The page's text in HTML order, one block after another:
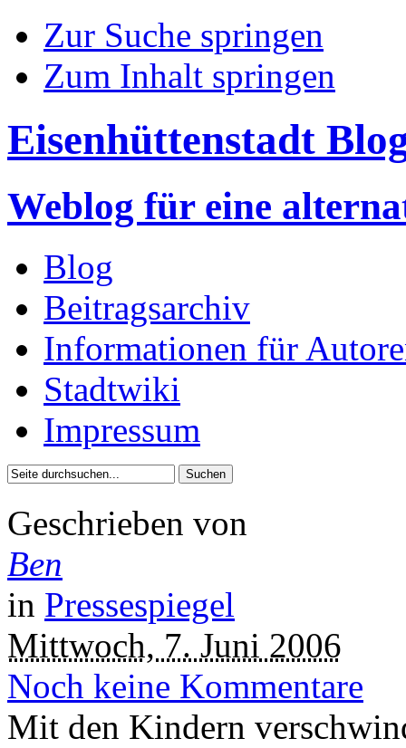
Zur Suche springen
Zum Inhalt springen
Eisenhüttenstadt
Weblog für eine
Blog
Beitragsarchiv
Informationen für
Stadtwiki
Impressum
Geschrieben von
Ben
in Pressespiegel
Mittwoch, 7. Juni 2006
Noch keine Kommentare
Mit den Kindern